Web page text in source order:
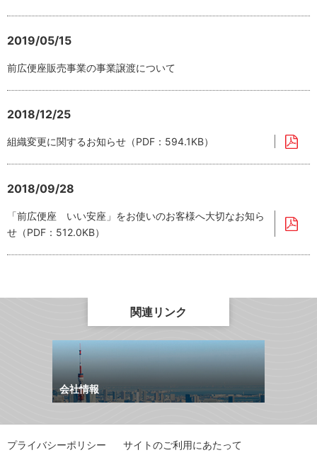
2019/05/15
前広便座販売事業の事業譲渡について
2018/12/25
組織変更に関するお知らせ（PDF：594.1KB）
2018/09/28
「前広便座 いい安座」をお使いのお客様へ大切なお知ら
せ（PDF：512.0KB）
関連リンク
会社情報
プライバシーポリシー サイトのご利用にあたって